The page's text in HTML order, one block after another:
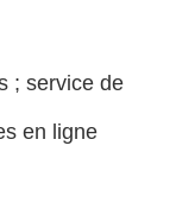
; service de
en ligne